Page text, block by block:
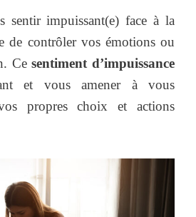
sentir impuissant(e) face à la
de contrôler vos émotions ou
Cesentiment d’impuissance
et vous amener à vous
propres choix et actions